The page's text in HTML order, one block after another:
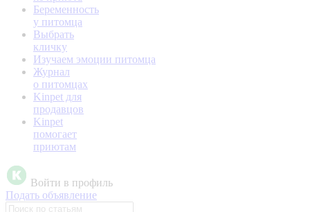
Беременность
у питомца
Выбрать
кличку
Изучаем эмоции питомца
Журнал
о питомцах
Kinpet для
продавцов
Kinpet
помогает
приютам
Войти в профиль
Подать объявление